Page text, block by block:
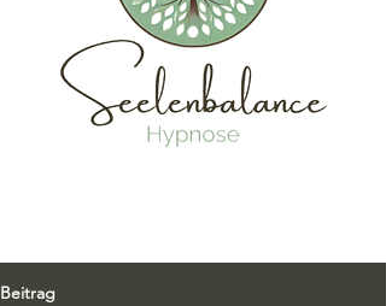
Beitrag